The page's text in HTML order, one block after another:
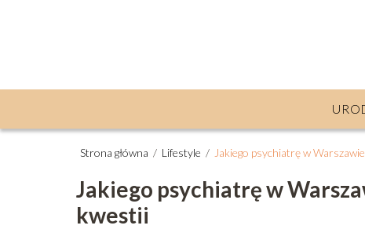
Strona główna / Lifestyle / Jakiego psychiatrę w
Jakiego psychiatrę w
kwestii